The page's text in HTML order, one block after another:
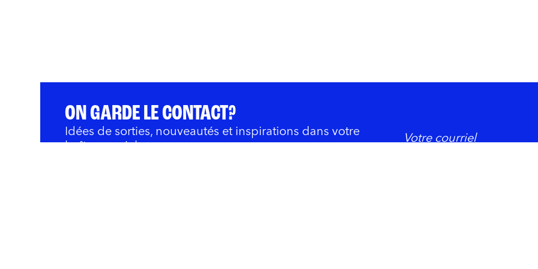
ON GARDE LE CONTACT?
Idées de sorties, nouveautés et inspirations dans votre
boîte courriel.